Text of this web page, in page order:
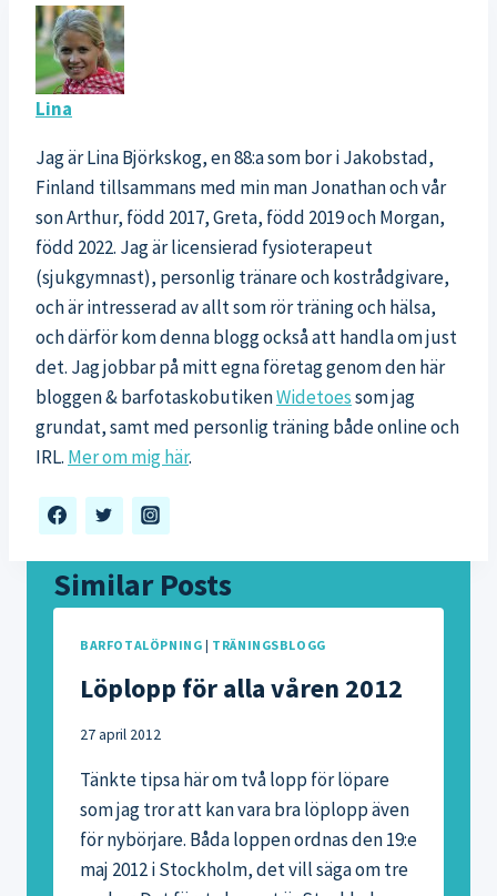
Lina
Jag är Lina Björkskog, en 88:a som bor i Jakobstad,
Finland tillsammans med min man Jonathan och vår
son Arthur, född 2017, Greta, född 2019 och Morgan,
född 2022. Jag är licensierad fysioterapeut
(sjukgymnast), personlig tränare och kostrådgivare,
och är intresserad av allt som rör träning och hälsa,
och därför kom denna blogg också att handla om just
det. Jag jobbar på mitt egna företag genom den här
bloggen & barfotaskobutikenWidetoessom jag
grundat, samt med personlig träning både online och
IRL. Mer om mig här.
Similar Posts
BARFOTALÖPNING | TRÄNINGSBLOGG
Löplopp för alla våren 2012
27 april 2012
Tänkte tipsa här om två lopp för löpare
som jag tror att kan vara bra löplopp även
för nybörjare. Båda loppen ordnas den 19:e
maj 2012 i Stockholm, det vill säga om tre